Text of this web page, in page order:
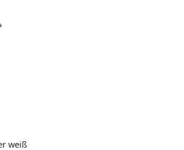
weiß